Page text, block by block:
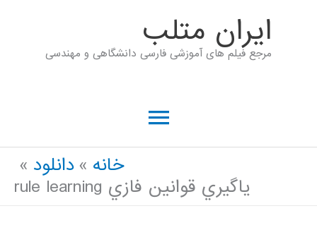
ايران متلب
مرجع فیلم های آموزشی فارسی دانشگاهی و مهندسی
فهرست
اصلیخانه
دانلود
ياگيري قوانين فازي rule learning